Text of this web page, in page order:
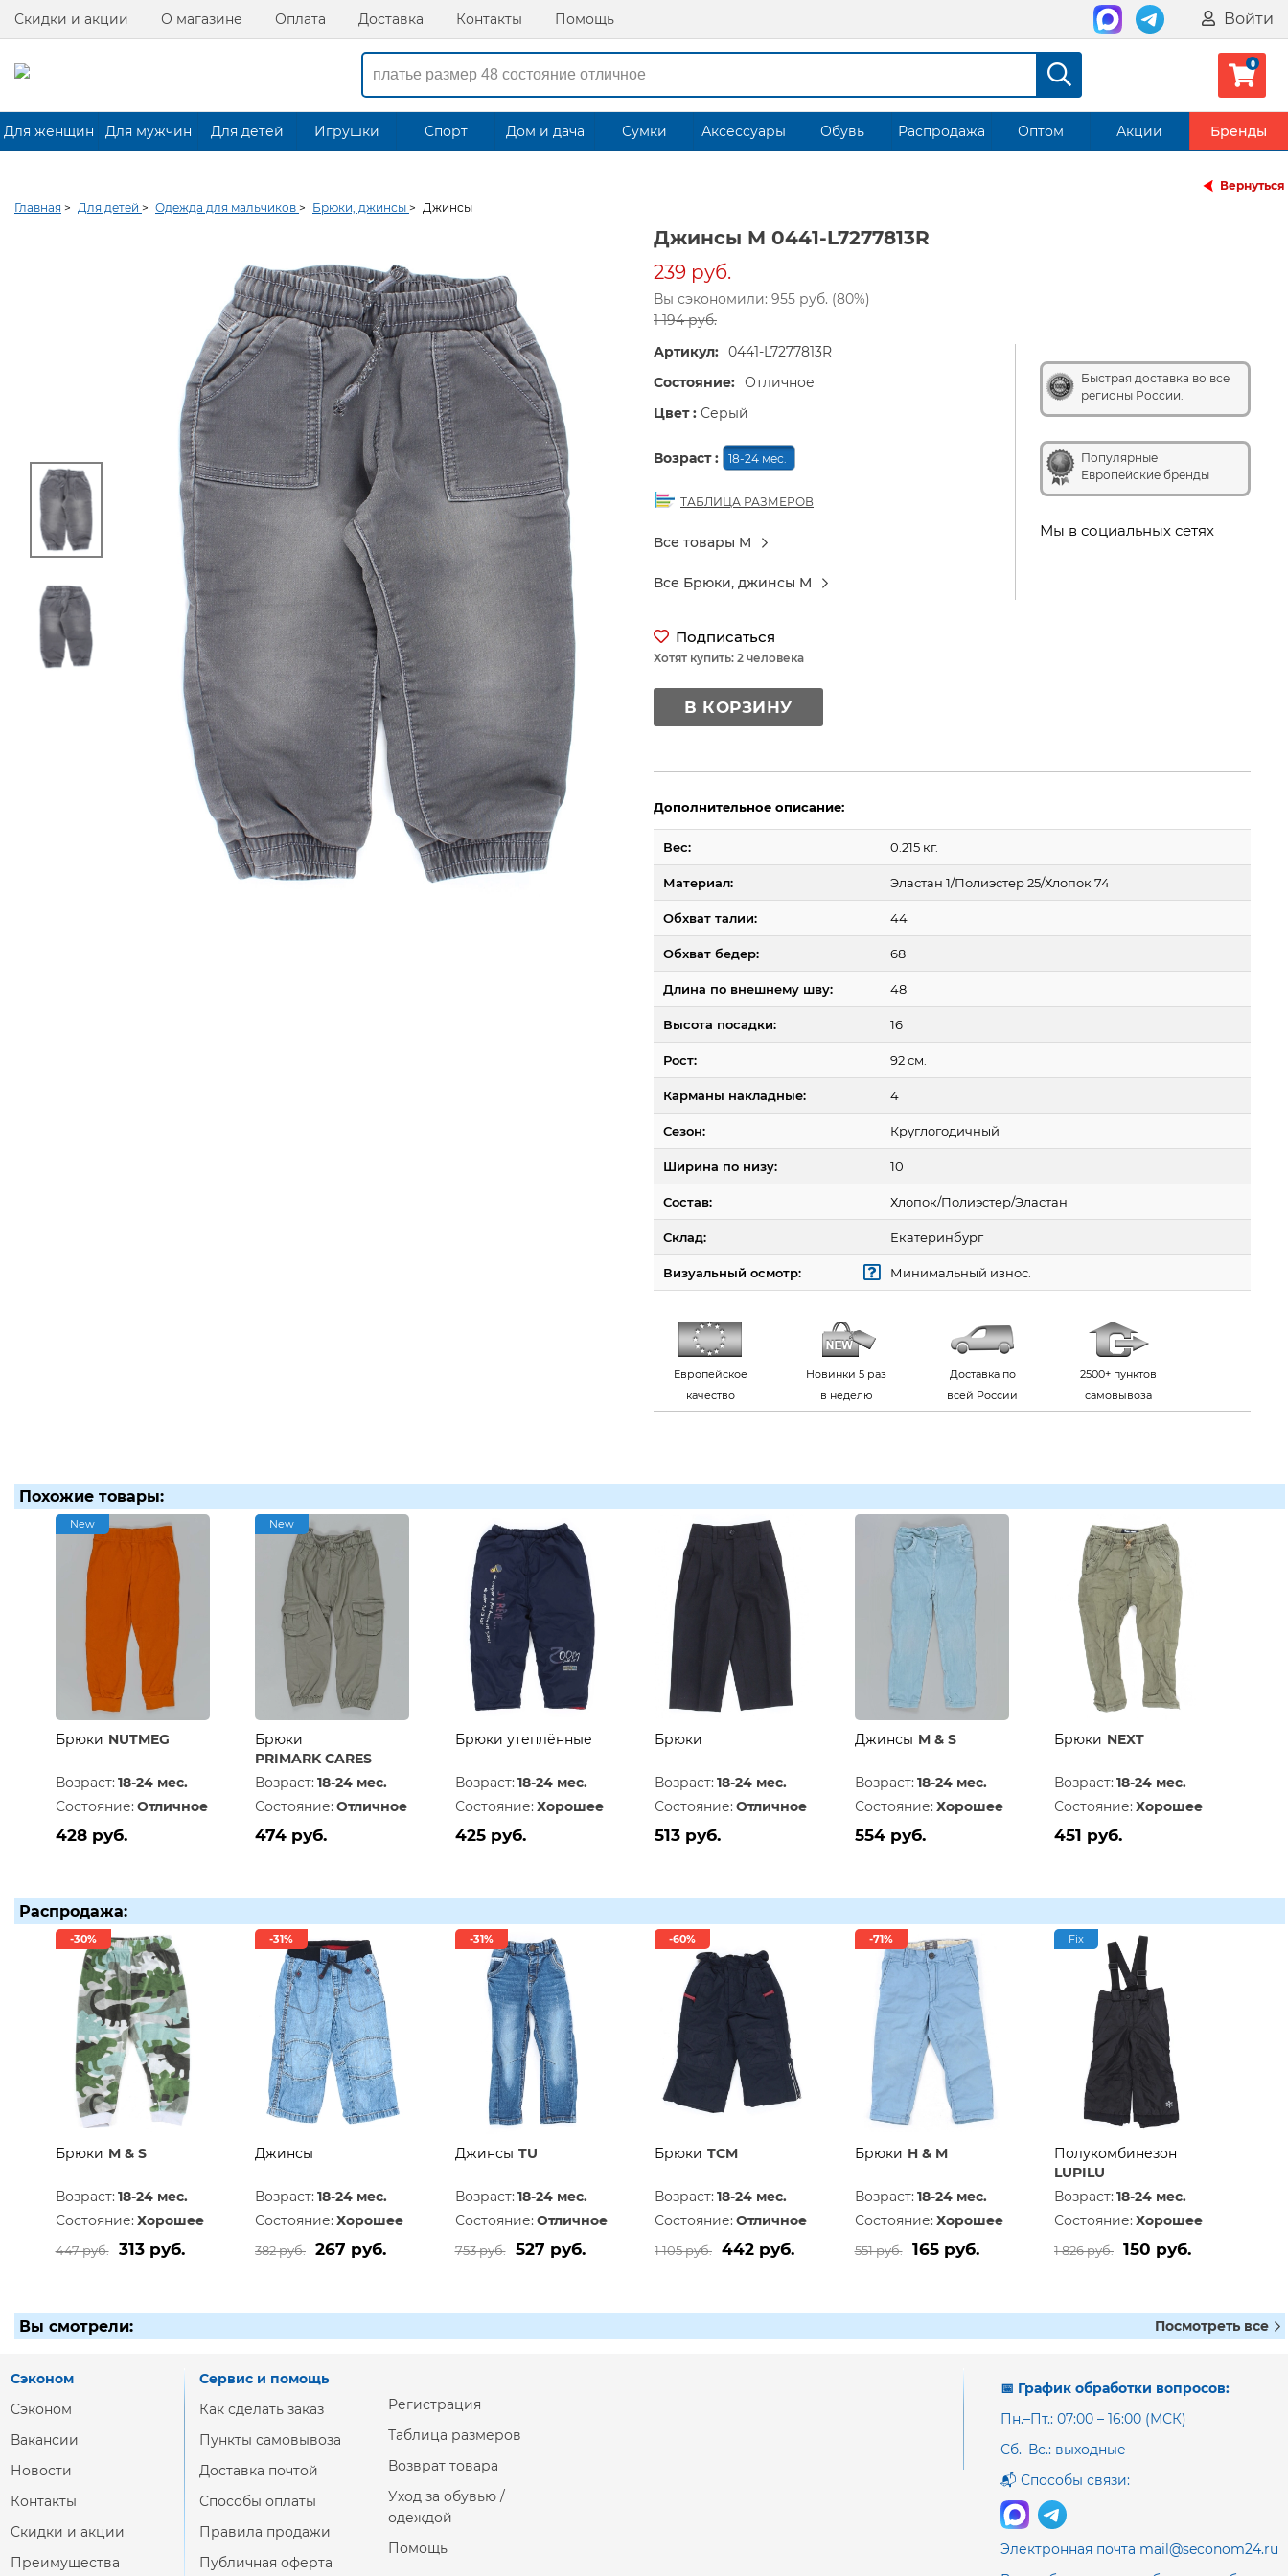
Скидки и акции О магазине Оплата Доставка Контакты Помощь Войти
Для женщин Для мужчин Для детей Игрушки Спорт Дом и дача Сумки Аксессуары Обувь Распродажа Оптом Акции Бренды
Вернуться
Главная > Для детей > Одежда для мальчиков > Брюки, джинсы > Джинсы
Джинсы M 0441-L7277813R
239 руб.
Вы сэкономили: 955 руб. (80%)
1 194 руб.
Быстрая доставка во все
регионы России.
Популярные
Европейские бренды
Мы в социальных сетях
Артикул: 0441-L7277813R
Состояние: Отличное
Цвет : Серый
Возраст : 18-24 мес.
ТАБЛИЦА РАЗМЕРОВ
Все товары M
Все Брюки, джинсы M
Подписаться
Хотят купить: 2 человека
В КОРЗИНУ
Дополнительное описание:
Вес: 0.215 кг.
Материал: Эластан 1/Полиэстер 25/Хлопок 74
Обхват талии: 44
Обхват бедер: 68
Длина по внешнему шву: 48
Высота посадки: 16
Рост: 92 см.
Карманы накладные: 4
Сезон: Круглогодичный
Ширина по низу: 10
Состав: Хлопок/Полиэстер/Эластан
Склад: Екатеринбург
Визуальный осмотр: Минимальный износ.
Европейское
качество
Новинки 5 раз
в неделю
Доставка по
всей России
2500+ пунктов
самовывоза
Похожие товары:
New
Брюки NUTMEG
Возраст: 18-24 мес.
Состояние: Отличное
428 руб.
New
Брюки
PRIMARK CARES
Возраст: 18-24 мес.
Состояние: Отличное
474 руб.
Брюки утеплённые
Возраст: 18-24 мес.
Состояние: Хорошее
425 руб.
Брюки
Возраст: 18-24 мес.
Состояние: Отличное
513 руб.
Джинсы M & S
Возраст: 18-24 мес.
Состояние: Хорошее
554 руб.
Брюки NEXT
Возраст: 18-24 мес.
Состояние: Хорошее
451 руб.
Распродажа:
-30%
Брюки M & S
Возраст: 18-24 мес.
Состояние: Хорошее
447 руб. 313 руб.
-31%
Джинсы
Возраст: 18-24 мес.
Состояние: Хорошее
382 руб. 267 руб.
-31%
Джинсы TU
Возраст: 18-24 мес.
Состояние: Отличное
753 руб. 527 руб.
-60%
Брюки TCM
Возраст: 18-24 мес.
Состояние: Отличное
1 105 руб. 442 руб.
-71%
Брюки H & M
Возраст: 18-24 мес.
Состояние: Хорошее
551 руб. 165 руб.
Fix
Полукомбинезон
LUPILU
Возраст: 18-24 мес.
Состояние: Хорошее
1 826 руб. 150 руб.
Вы смотрели: Посмотреть все
📅 График обработки вопросов:
Пн.–Пт.: 07:00 – 16:00 (МСК)
Сб.–Вс.: выходные
📬 Способы связи:
Электронная почта mail@seconom24.ru
Сэконом
Сэконом
Вакансии
Новости
Контакты
Скидки и акции
Преимущества
Сервис и помощь
Как сделать заказ
Пункты самовывоза
Доставка почтой
Способы оплаты
Правила продажи
Публичная оферта
Регистрация
Таблица размеров
Возврат товара
Уход за обувью /
одеждой
Помощь